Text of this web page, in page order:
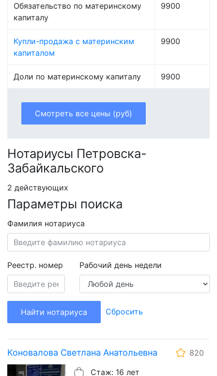
Обязательство по материнскому
капиталу
9900
Купли-продажа с материнским
капиталом
9900
Доли по материнскому капиталу 9900
Смотреть все цены (руб)
Нотариусы Петровска-
Забайкальского
2 действующих
Параметры поиска
Фамилия нотариуса
Реестр. номер Рабочий день недели
Найти нотариуса Сбросить
Коновалова Светлана Анатольевна
820
Стаж: 16 лет